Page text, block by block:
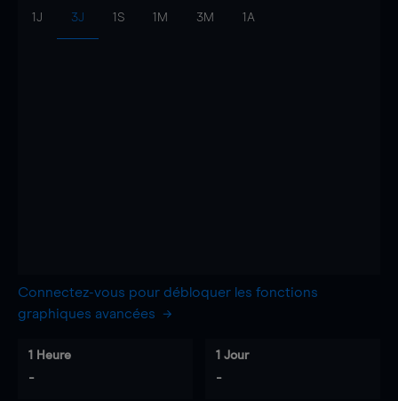
1J 3J 1S 1M 3M 1A
Connectez-vous pour débloquer les fonctions
graphiques avancées
1 Heure
-
1 Jour
-